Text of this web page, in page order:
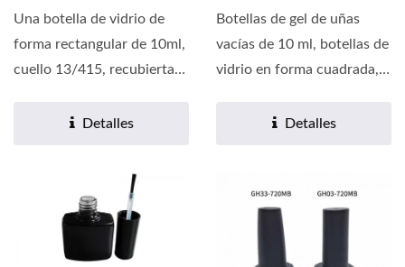
Una botella de vidrio de
forma rectangular de 10ml,
cuello 13/415, recubierta
Detalles
Botellas de gel de uñas
vacías de 10 ml, botellas de
vidrio en forma cuadrada,
Detalles